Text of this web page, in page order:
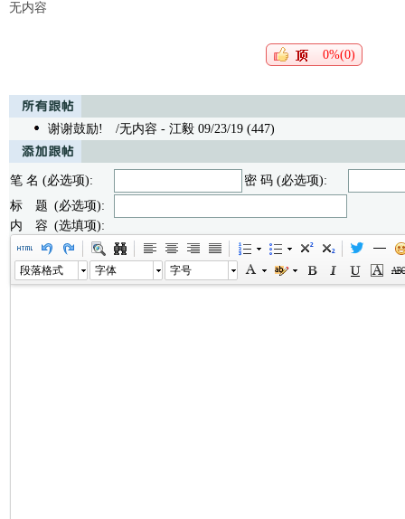
无内容
0%(0)
谢谢鼓励! /无内容 - 江毅 09/23/19 (447)
笔 名 (必选项):
密 码 (必选项):
标 题 (必选项):
内 容 (选填项):
段落格式 字体 字号